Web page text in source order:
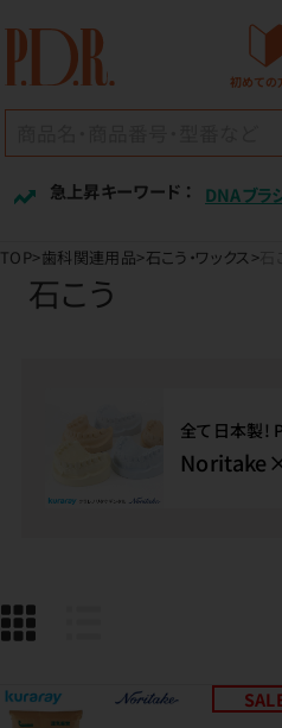
初めての
急上昇キーワード ： DNAブラ
TOP 歯科関連用品 石こう・ワックス
石こう
全て日本製!